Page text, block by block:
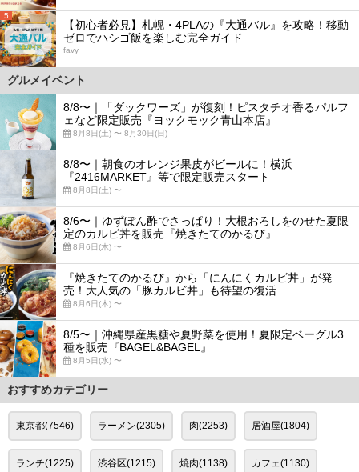
5
【初心者必見】札幌・4PLAの『大通バル』を攻略！移動
ゼロでハシゴ飯を楽しむ完全ガイド
favy
グルメイベント
8/8〜｜「ダックワーズ」が復刻！ピスタチオ香るパルフ
ェなど限定販売『ヨックモック青山本店』
8月8日(土) 〜 8月30日(日)
8/8〜｜朝食のオレンジ果皮がビールに！横浜
『2416MARKET』等で限定販売スタート
8月8日(土) 〜
8/6〜｜ゆずぽん酢でさっぱり！大根おろしをのせた夏限
定のカルビ丼を販売『焼きたてのかるび』
8月6日(木) 〜
『焼きたてのかるび』から「にんにくカルビ丼」が発
売！大人気の「豚カルビ丼」も待望の復活
8月6日(木) 〜
8/5〜｜沖縄県産黒糖や夏野菜を使用！夏限定ベーグル3
種を販売『BAGEL&BAGEL』
8月5日(水) 〜
おすすめカテゴリー
東京都(7546) ラーメン(2305) 肉(2253) 居酒屋(1804)
ランチ(1225) 渋谷区(1215) 焼肉(1138) カフェ(1130)